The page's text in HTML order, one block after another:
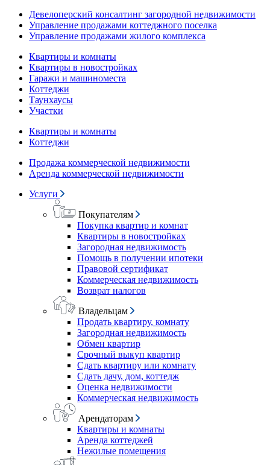
Девелоперский консалтинг загородной недвижимости
Управление продажами коттеджного поселка
Управление продажами жилого комплекса
Квартиры и комнаты
Квартиры в новостройках
Гаражи и машиноместа
Коттеджи
Таунхаусы
Участки
Квартиры и комнаты
Коттеджи
Продажа коммерческой недвижимости
Аренда коммерческой недвижимости
Услуги
Покупателям
Покупка квартир и комнат
Квартиры в новостройках
Загородная недвижимость
Помощь в получении ипотеки
Правовой сертификат
Коммерческая недвижимость
Возврат налогов
Владельцам
Продать квартиру, комнату
Загородная недвижимость
Обмен квартир
Срочный выкуп квартир
Сдать квартиру или комнату
Сдать дачу, дом, коттедж
Оценка недвижимости
Коммерческая недвижимость
Арендаторам
Квартиры и комнаты
Аренда коттеджей
Нежилые помещения